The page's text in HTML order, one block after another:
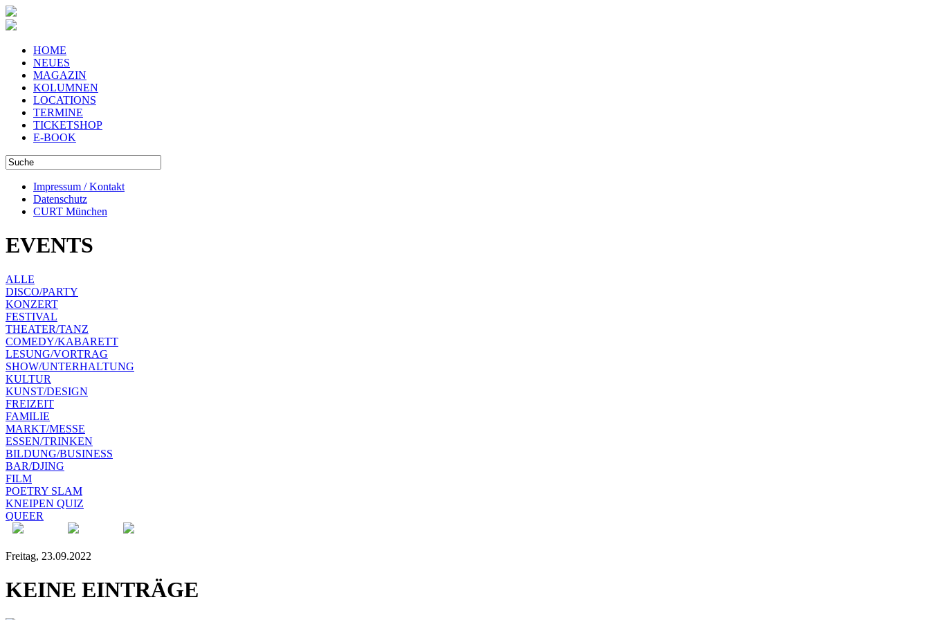
HOME
NEUES
MAGAZIN
KOLUMNEN
LOCATIONS
TERMINE
TICKETSHOP
E-BOOK
Impressum / Kontakt
Datenschutz
CURT München
EVENTS
ALLE
DISCO/PARTY
KONZERT
FESTIVAL
THEATER/TANZ
COMEDY/KABARETT
LESUNG/VORTRAG
SHOW/UNTERHALTUNG
KULTUR
KUNST/DESIGN
FREIZEIT
FAMILIE
MARKT/MESSE
ESSEN/TRINKEN
BILDUNG/BUSINESS
BAR/DJING
FILM
POETRY SLAM
KNEIPEN QUIZ
QUEER
Freitag, 23.09.2022
KEINE EINTRÄGE